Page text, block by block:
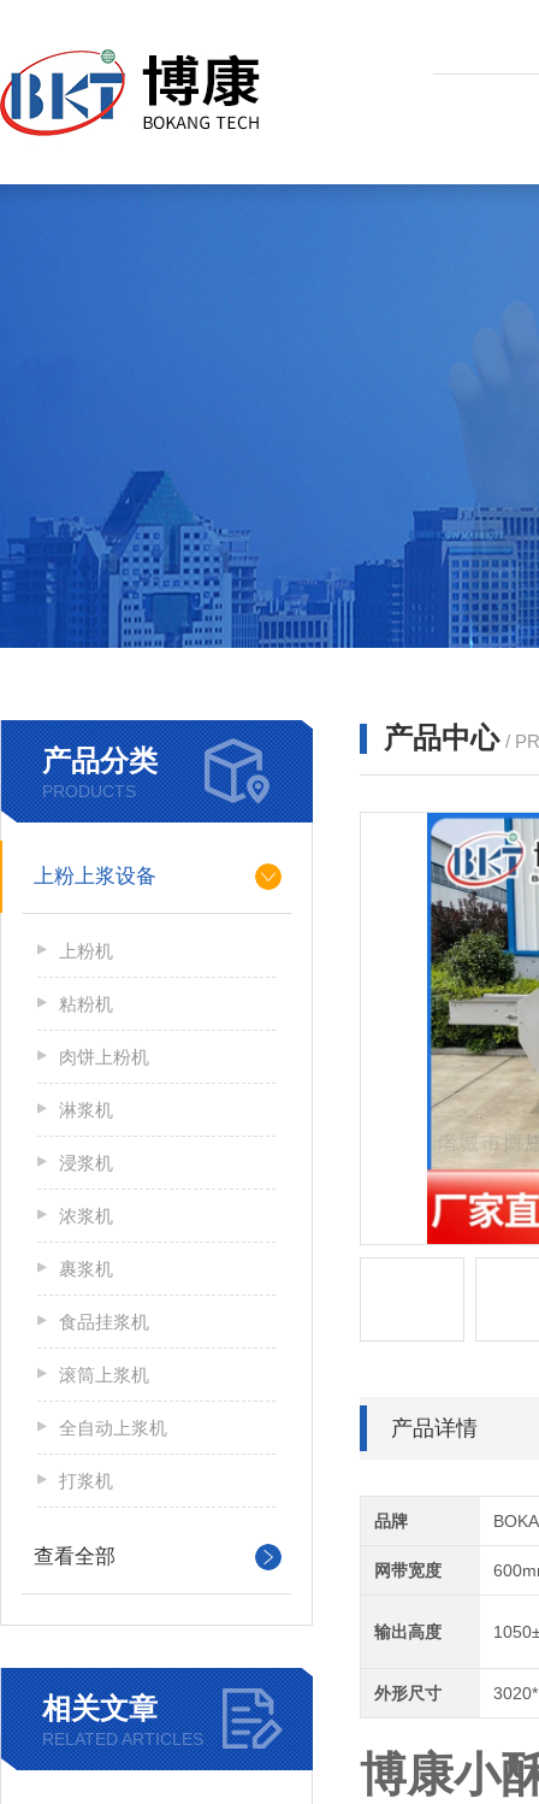
产品分类
PRODUCTS
上粉上浆设备
上粉机
粘粉机
肉饼上粉机
淋浆机
浸浆机
浓浆机
裹浆机
食品挂浆机
滚筒上浆机
全自动上浆机
打浆机
查看全部
相关文章
RELATED ARTICLES
产品中心 /
产品详情
品牌
网带宽度
输出高度
外形尺寸
博康小